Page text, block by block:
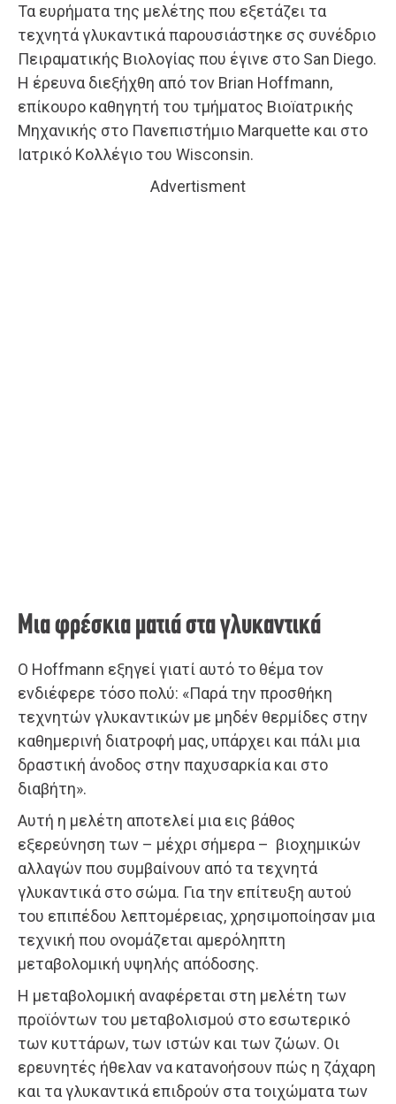
Τα ευρήματα της μελέτης που εξετάζει τα
τεχνητά γλυκαντικά παρουσιάστηκε σς συνέδριο
Πειραματικής Βιολογίας που έγινε στο San Diego.
Η έρευνα διεξήχθη από τον Brian Hoffmann,
επίκουρο καθηγητή του τμήματος Βιοïατρικής
Μηχανικής στο Πανεπιστήμιο Marquette και στο
Ιατρικό Κολλέγιο του Wisconsin.
Advertisment
Μια φρέσκια ματιά στα γλυκαντικά
Ο Hoffmann εξηγεί γιατί αυτό το θέμα τον
ενδιέφερε τόσο πολύ: «Παρά την προσθήκη
τεχνητών γλυκαντικών με μηδέν θερμίδες στην
καθημερινή διατροφή μας, υπάρχει και πάλι μια
δραστική άνοδος στην παχυσαρκία και στο
διαβήτη».
Αυτή η μελέτη αποτελεί μια εις βάθος
εξερεύνηση των – μέχρι σήμερα – βιοχημικών
αλλαγών που συμβαίνουν από τα τεχνητά
γλυκαντικά στο σώμα. Για την επίτευξη αυτού
του επιπέδου λεπτομέρειας, χρησιμοποίησαν μια
τεχνική που ονομάζεται αμερόληπτη
μεταβολομική υψηλής απόδοσης.
Η μεταβολομική αναφέρεται στη μελέτη των
προϊόντων του μεταβολισμού στο εσωτερικό
των κυττάρων, των ιστών και των ζώων. Οι
ερευνητές ήθελαν να κατανοήσουν πώς η ζάχαρη
και τα γλυκαντικά επιδρούν στα τοιχώματα των